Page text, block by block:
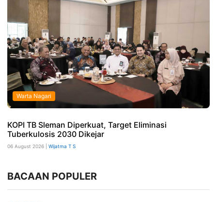
Warta Nagari
KOPI TB Sleman Diperkuat, Target Eliminasi
Tuberkulosis 2030 Dikejar
06 August 2026 | Wijatma T S
BACAAN POPULER